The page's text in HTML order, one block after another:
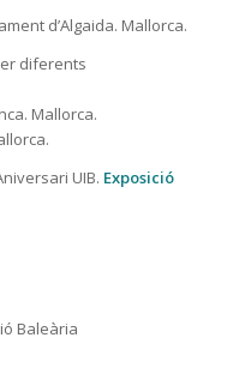
d’Algaida. Mallorca.
diferents
Mallorca.
UIB. Exposició
Baleària